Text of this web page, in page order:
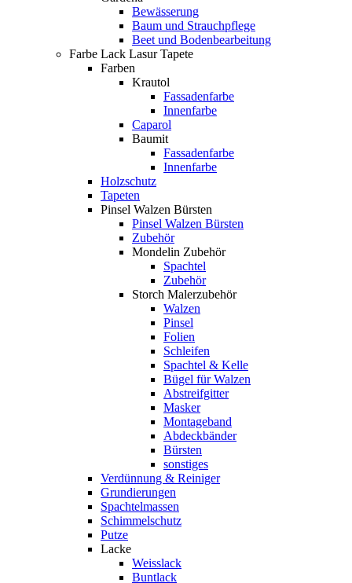
Bewässerung
Baum und Strauchpflege
Beet und Bodenbearbeitung
Farbe Lack Lasur Tapete
Farben
Krautol
Fassadenfarbe
Innenfarbe
Caparol
Baumit
Fassadenfarbe
Innenfarbe
Holzschutz
Tapeten
Pinsel Walzen Bürsten
Pinsel Walzen Bürsten
Zubehör
Mondelin Zubehör
Spachtel
Zubehör
Storch Malerzubehör
Walzen
Pinsel
Folien
Schleifen
Spachtel & Kelle
Bügel für Walzen
Abstreifgitter
Masker
Montageband
Abdeckbänder
Bürsten
sonstiges
Verdünnung & Reiniger
Grundierungen
Spachtelmassen
Schimmelschutz
Putze
Lacke
Weisslack
Buntlack